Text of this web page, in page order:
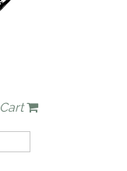
Cart